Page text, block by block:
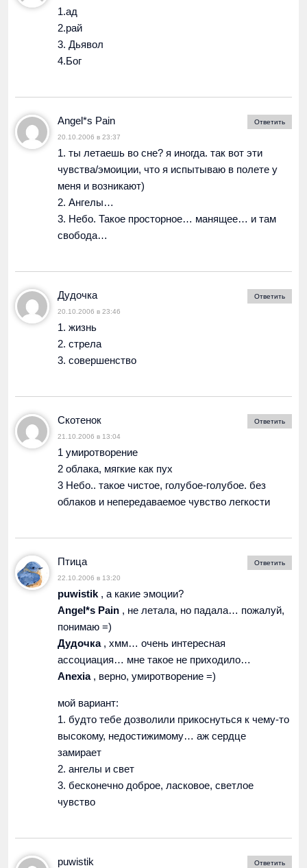
1.ад
2.рай
3. Дьявол
4.Бог
Angel*s Pain
20.10.2006 в 23:37
1. ты летаешь во сне? я иногда. так вот эти
чувства/эмоиции, что я испытываю в полете у
меня и возникают)
2. Ангелы…
3. Небо. Такое просторное… манящее… и там
свобода…
Ответить
Дудочка
20.10.2006 в 23:46
1. жизнь
2. стрела
3. совершенство
Ответить
Скотенок
21.10.2006 в 13:04
1 умиротворение
2 облака, мягкие как пух
3 Небо.. такое чистое, голубое-голубое. без
облаков и непередаваемое чувство легкости
Ответить
Птица
22.10.2006 в 13:20
puwistik , а какие эмоции?
Angel*s Pain , не летала, но падала… пожалуй,
понимаю =)
Дудочка , хмм… очень интересная
ассоциация… мне такое не приходило…
Anexia , верно, умиротворение =)
мой вариант:
1. будто тебе дозволили прикоснуться к чему-то
высокому, недостижимому… аж сердце
замирает
2. ангелы и свет
3. бесконечно доброе, ласковое, светлое
чувство
Ответить
puwistik Ответить